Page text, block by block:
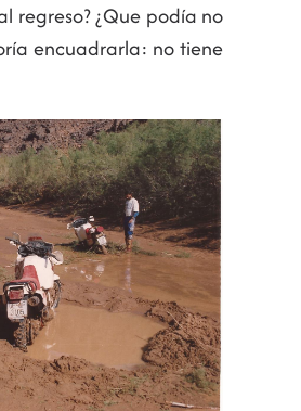
regreso? ¿Que podía no
encuadrarla: no tiene